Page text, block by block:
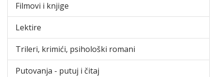
Filmovi i knjige
Lektire
Trileri, krimići, psihološki romani
Putovanja - putuj i čitaj